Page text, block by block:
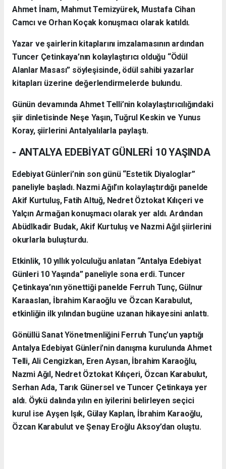
Ahmet İnam, Mahmut Temizyürek, Mustafa Cihan
Camcı ve Orhan Koçak konuşmacı olarak katıldı.
Yazar ve şairlerin kitaplarını imzalamasının ardından
Tuncer Çetinkaya’nın kolaylaştırıcı olduğu “Ödül
Alanlar Masası” söyleşisinde, ödül sahibi yazarlar
kitapları üzerine değerlendirmelerde bulundu.
Günün devamında Ahmet Telli’nin kolaylaştırıcılığındaki
şiir dinletisinde Neşe Yaşın, Tuğrul Keskin ve Yunus
Koray, şiirlerini Antalyalılarla paylaştı.
- ANTALYA EDEBİYAT GÜNLERİ 10 YAŞINDA
Edebiyat Günleri’nin son günü “Estetik Diyaloglar”
paneliyle başladı. Nazmi Ağıl’ın kolaylaştırdığı panelde
Akif Kurtuluş, Fatih Altuğ, Nedret Öztokat Kılıçeri ve
Yalçın Armağan konuşmacı olarak yer aldı. Ardından
Abüdlkadir Budak, Akif Kurtuluş ve Nazmi Ağıl şiirlerini
okurlarla buluşturdu.
Etkinlik, 10 yıllık yolculuğu anlatan “Antalya Edebiyat
Günleri 10 Yaşında” paneliyle sona erdi. Tuncer
Çetinkaya’nın yönettiği panelde Ferruh Tunç, Gülnur
Karaaslan, İbrahim Karaoğlu ve Özcan Karabulut,
etkinliğin ilk yılından bugüne uzanan hikayesini anlattı.
Gönüllü Sanat Yönetmenliğini Ferruh Tunç’un yaptığı
Antalya Edebiyat Günleri’nin danışma kurulunda Ahmet
Telli, Ali Cengizkan, Eren Aysan, İbrahim Karaoğlu,
Nazmi Ağıl, Nedret Öztokat Kılıçeri, Özcan Karabulut,
Serhan Ada, Tarık Günersel ve Tuncer Çetinkaya yer
aldı. Öykü dalında yılın en iyilerini belirleyen seçici
kurul ise Ayşen Işık, Gülay Kaplan, İbrahim Karaoğlu,
Özcan Karabulut ve Şenay Eroğlu Aksoy’dan oluştu.